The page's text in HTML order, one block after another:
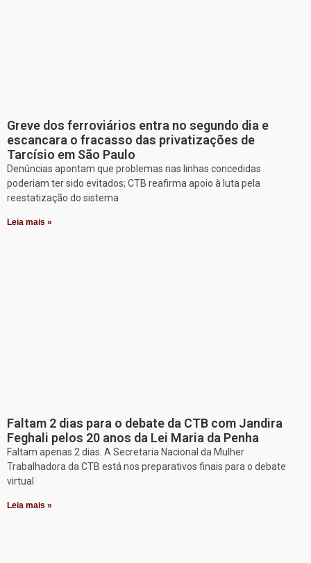
Greve dos ferroviários entra no segundo dia e
escancara o fracasso das privatizações de
Tarcísio em São Paulo
Denúncias apontam que problemas nas linhas concedidas
poderiam ter sido evitados; CTB reafirma apoio à luta pela
reestatização do sistema
Leia mais »
Faltam 2 dias para o debate da CTB com Jandira
Feghali pelos 20 anos da Lei Maria da Penha
Faltam apenas 2 dias. A Secretaria Nacional da Mulher
Trabalhadora da CTB está nos preparativos finais para o debate
virtual
Leia mais »